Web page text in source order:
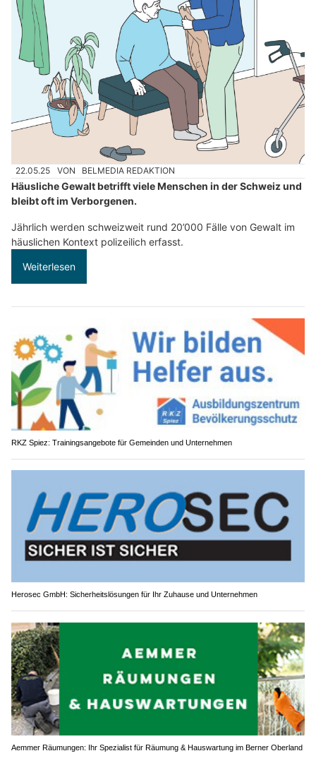
22.05.25 VON BELMEDIA REDAKTION
Häusliche Gewalt betrifft viele Menschen in der Schweiz und
bleibt oft im Verborgenen.
Jährlich werden schweizweit rund 20’000 Fälle von Gewalt im
häuslichen Kontext polizeilich erfasst.
Weiterlesen
RKZ Spiez: Trainingsangebote für Gemeinden und Unternehmen
Herosec GmbH: Sicherheitslösungen für Ihr Zuhause und Unternehmen
Aemmer Räumungen: Ihr Spezialist für Räumung & Hauswartung im Berner Oberland